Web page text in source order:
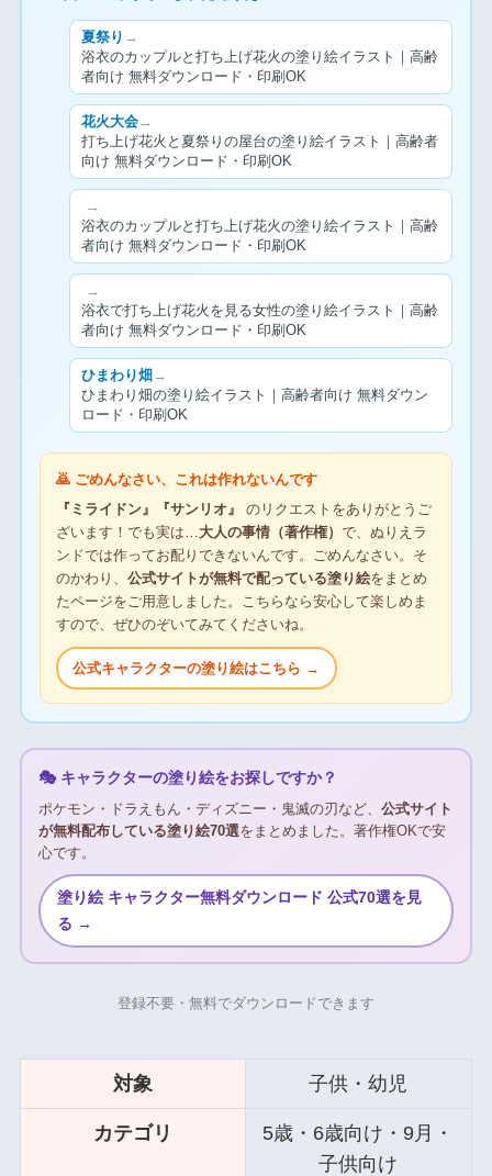
夏祭り →
浴衣のカップルと打ち上げ花火の塗り絵イラスト｜高齢
者向け 無料ダウンロード・印刷OK
花火大会→
打ち上げ花火と夏祭りの屋台の塗り絵イラスト｜高齢者
向け 無料ダウンロード・印刷OK
→
浴衣のカップルと打ち上げ花火の塗り絵イラスト｜高齢
者向け 無料ダウンロード・印刷OK
→
浴衣で打ち上げ花火を見る女性の塗り絵イラスト｜高齢
者向け 無料ダウンロード・印刷OK
ひまわり畑 →
ひまわり畑の塗り絵イラスト｜高齢者向け 無料ダウン
ロード・印刷OK
🙇 ごめんなさい、これは作れないんです
『ミライドン』『サンリオ』
のリクエストをありがとうご
ざいます！でも実は…大人の事情（著作権） で、ぬりえラ
ンドでは作ってお配りできないんです。ごめんなさい。そ
のかわり、 公式サイトが無料で配っている塗り絵をまとめ
たページをご用意しました。こちらなら安心して楽しめま
すので、ぜひのぞいてみてくださいね。
公式キャラクターの塗り絵はこちら →
🎭 キャラクターの塗り絵をお探しですか？
ポケモン・ドラえもん・ディズニー・鬼滅の刃など、 公式サイト
が無料配布している塗り絵70選をまとめました。著作権OKで安
心です。
塗り絵 キャラクター無料ダウンロード 公式70選を見
る →
登録不要・無料でダウンロードできます
対象 子供・幼児
カテゴリ
5歳・6歳向け・9月・
子供向け